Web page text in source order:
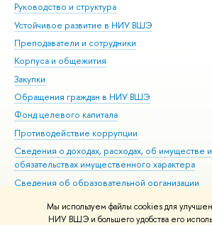
Мы используем файлы cookies для
НИУ ВШЭ и большего удобства его
Руководство и структура
Устойчивое развитие в НИУ ВШЭ
Преподаватели и сотрудники
Корпуса и общежития
Закупки
Обращения граждан в НИУ ВШЭ
Фонд целевого капитала
Противодействие коррупции
Сведения о доходах, расходах, об имуществе и
обязательствах имущественного характера
Сведения об образовательной организации
Людям с ограниченными возможностями
Единая платежная страница